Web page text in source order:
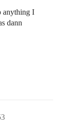
anything I
dann